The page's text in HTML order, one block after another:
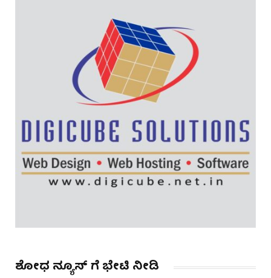
ಶೋಧ ನ್ಯೂಸ್ ಗೆ ಭೇಟಿ ನೀಡಿ